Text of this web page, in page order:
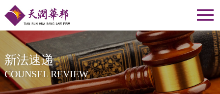
新法速递
COUNSEL REVIEW